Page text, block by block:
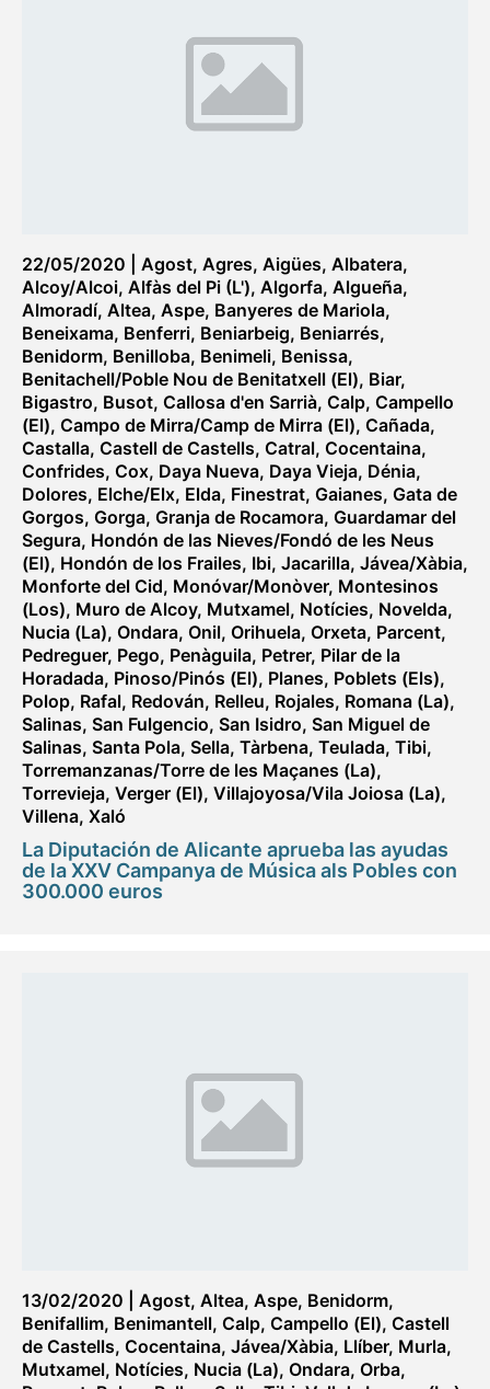
22/05/2020 Agost, Agres, Aigües, Albatera,
Alcoy/Alcoi, Alfàs del Pi (L'), Algorfa, Algueña,
Almoradí, Altea, Aspe, Banyeres de Mariola,
Beneixama, Benferri, Beniarbeig, Beniarrés,
Benidorm, Benilloba, Benimeli, Benissa,
Benitachell/Poble Nou de Benitatxell (El), Biar,
Bigastro, Busot, Callosa d'en Sarrià, Calp, Campello
(El), Campo de Mirra/Camp de Mirra (El), Cañada,
Castalla, Castell de Castells, Catral, Cocentaina,
Confrides, Cox, Daya Nueva, Daya Vieja, Dénia,
Dolores, Elche/Elx, Elda, Finestrat, Gaianes, Gata de
Gorgos, Gorga, Granja de Rocamora, Guardamar del
Segura, Hondón de las Nieves/Fondó de les Neus
(El), Hondón de los Frailes, Ibi, Jacarilla, Jávea/Xàbia,
Monforte del Cid, Monóvar/Monòver, Montesinos
(Los), Muro de Alcoy, Mutxamel, Notícies, Novelda,
Nucia (La), Ondara, Onil, Orihuela, Orxeta, Parcent,
Pedreguer, Pego, Penàguila, Petrer, Pilar de la
Horadada, Pinoso/Pinós (El), Planes, Poblets (Els),
Polop, Rafal, Redován, Relleu, Rojales, Romana (La),
Salinas, San Fulgencio, San Isidro, San Miguel de
Salinas, Santa Pola, Sella, Tàrbena, Teulada, Tibi,
Torremanzanas/Torre de les Maçanes (La),
Torrevieja, Verger (El), Villajoyosa/Vila Joiosa (La),
Villena, Xaló
La Diputación de Alicante aprueba las ayudas
de la XXV Campanya de Música als Pobles con
300.000 euros
13/02/2020 Agost, Altea, Aspe, Benidorm,
Benifallim, Benimantell, Calp, Campello (El), Castell
de Castells, Cocentaina, Jávea/Xàbia, Llíber, Murla,
Mutxamel, Notícies, Nucia (La), Ondara, Orba,